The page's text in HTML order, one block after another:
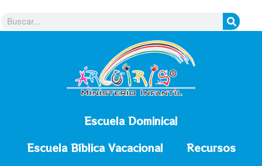
Escuela Dominical
Escuela Bíblica Vacacional
Recursos